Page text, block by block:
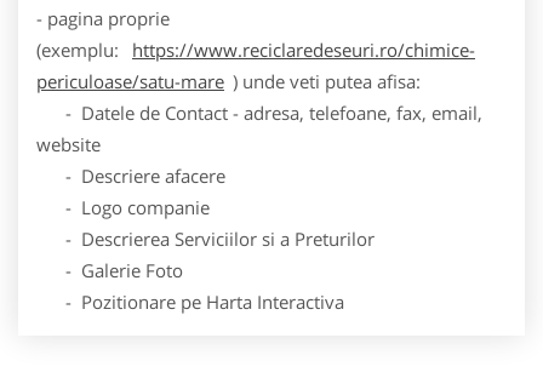
- pagina proprie
(exemplu:
https://www.reciclaredeseuri.ro/chimice-
periculoase/satu-mare ) unde veti putea afisa:
- Datele de Contact - adresa, telefoane, fax, email,
website
- Descriere afacere
- Logo companie
- Descrierea Serviciilor si a Preturilor
- Galerie Foto
- Pozitionare pe Harta Interactiva